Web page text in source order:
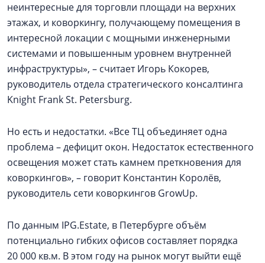
неинтересные для торговли площади на верхних
этажах, и коворкингу, получающему помещения в
интересной локации с мощными инженерными
системами и повышенным уровнем внутренней
инфраструктуры», – считает Игорь Кокорев,
руководитель отдела стратегического консалтинга
Knight Frank St. Petersburg.
Но есть и недостатки. «Все ТЦ объединяет одна
проблема – дефицит окон. Недостаток естественного
освещения может стать камнем преткновения для
коворкингов», – говорит Константин Королёв,
руководитель сети коворкингов GrowUp.
По данным IPG.Estate, в Петербурге объём
потенциально гибких офисов составляет порядка
20 000 кв.м. В этом году на рынок могут выйти ещё